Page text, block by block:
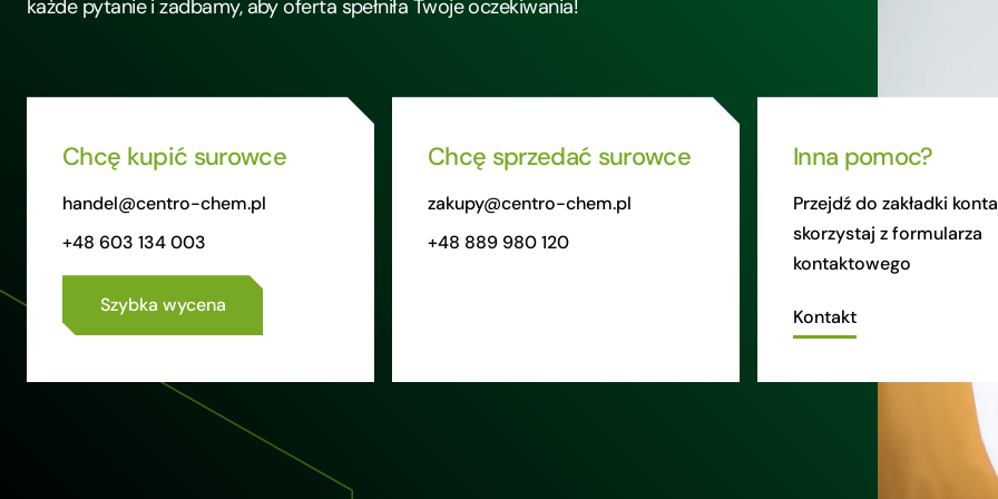
każde pytanie i zadbamy, aby oferta spełniła Twoje oczekiwania!
Chcę kupić surowce
handel@centro-chem.pl
+48 603 134 003
Szybka wycena
Chcę sprzedać surowce
zakupy@centro-chem.pl
+48 889 980 120
Inna pomoc?
Przejdź do zakładki
skorzystaj z formularza
kontaktowego
Kontakt